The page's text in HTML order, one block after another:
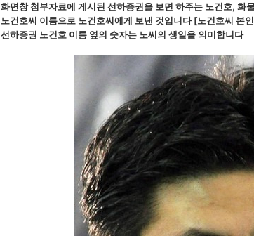
화면창 첨부자료에 게시된 선하증권을 보면 하주는 노건호, 화
노건호씨 이름으로 노건호씨에게 보낸 것입니다 [노건호씨 본
선하증권 노건호 이름 옆의 숫자는 노씨의 생일을 의미합니다